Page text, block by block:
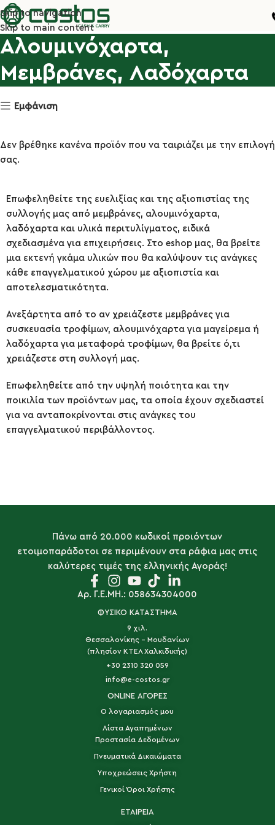
Skip to navigation
Skip to main content
Αλουμινόχαρτα,
Μεμβράνες, Λαδόχαρτα
Εμφάνιση
Δεν βρέθηκε κανένα προϊόν που να ταιριάζει με την επιλογή
σας.
Επωφεληθείτε της ευελιξίας και της αξιοπιστίας της
συλλογής μας από μεμβράνες, αλουμινόχαρτα,
λαδόχαρτα και υλικά περιτυλίγματος, ειδικά
σχεδιασμένα για επιχειρήσεις. Στο eshop μας, θα βρείτε
μια εκτενή γκάμα υλικών που θα καλύψουν τις ανάγκες
κάθε επαγγελματικού χώρου με αξιοπιστία και
αποτελεσματικότητα.
Ανεξάρτητα από το αν χρειάζεστε μεμβράνες για
συσκευασία τροφίμων, αλουμινόχαρτα για μαγείρεμα ή
λαδόχαρτα για μεταφορά τροφίμων, θα βρείτε ό,τι
χρειάζεστε στη συλλογή μας.
Επωφεληθείτε από την υψηλή ποιότητα και την
ποικιλία των προϊόντων μας, τα οποία έχουν σχεδιαστεί
για να ανταποκρίνονται στις ανάγκες του
επαγγελματικού περιβάλλοντος.
Πάνω από 20.000 κωδικοί προιόντων
ετοιμοπαράδοτοι σε περιμένουν στα ράφια μας στις
καλύτερες τιμές της ελληνικής Αγοράς!
Αρ. Γ.Ε.ΜΗ.: 058634304000
ΦΥΣΙΚΟ ΚΑΤΑΣΤΗΜΑ
9 χιλ.
Θεσσαλονίκης - Μουδανίων
(πλησίον ΚΤΕΛ Χαλκιδικής)
+30 2310 320 059
info@e-costos.gr
ONLINE ΑΓΟΡΕΣ
Ο λογαριασμός μου
Λίστα Αγαπημένων
Προστασία Δεδομένων
Πνευματικά Δικαιώματα
Υποχρεώσεις Χρήστη
Γενικοί Όροι Χρήσης
ΕΤΑΙΡΕΙΑ